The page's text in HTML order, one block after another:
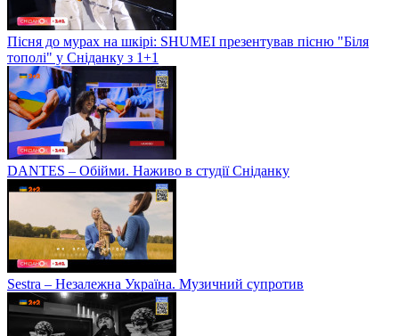
Пісня до мурах на шкірі: SHUMEI презентував пісню "Біля
тополі" у Сніданку з 1+1
DANTES – Обійми. Наживо в студії Сніданку
Sestra – Незалежна Україна. Музичний супротив